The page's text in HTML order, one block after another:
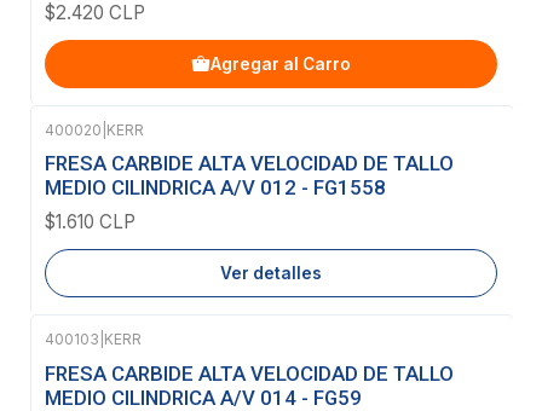
$2.420 CLP
Agregar al Carro
Agotado
400020 KERR
FRESA CARBIDE ALTA VELOCIDAD DE TALLO
MEDIO CILINDRICA A/V 012 - FG1558
$1.610 CLP
Ver detalles
400103 KERR
FRESA CARBIDE ALTA VELOCIDAD DE TALLO
MEDIO CILINDRICA A/V 014 - FG59